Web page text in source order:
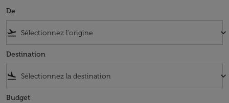
De
flight_takeoff keyboard_arrow_down
Destination
flight_land keyboard_arrow_down
Budget